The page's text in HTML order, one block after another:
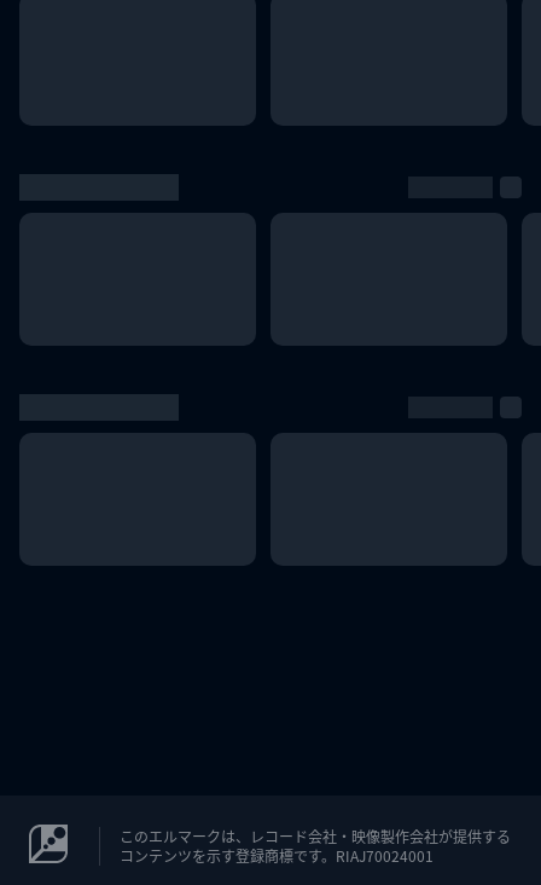
このエルマークは、レコード会社・映像製作会社が提供する
コンテンツを示す登録商標です。RIAJ70024001